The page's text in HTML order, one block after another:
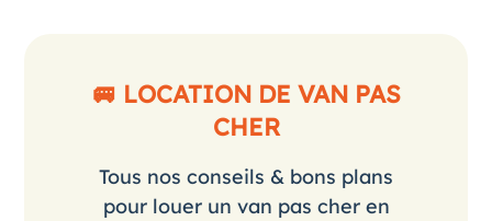
🚐 LOCATION DE VAN PAS
CHER
Tous nos conseils & bons plans
pour louer un van pas cher en